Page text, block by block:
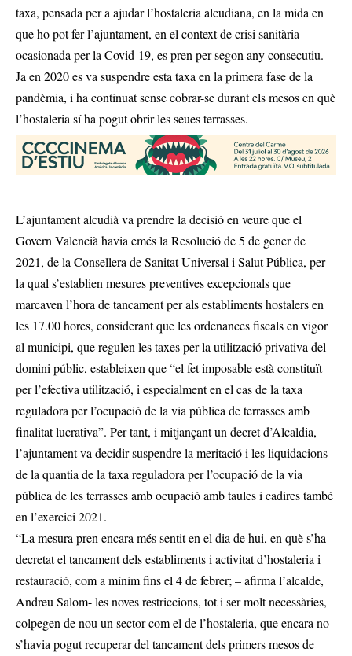
taxa, pensada per a ajudar l’hostaleria alcudiana, en la mida en
que ho pot fer l’ajuntament, en el context de crisi sanitària
ocasionada per la Covid-19, es pren per segon any consecutiu.
Ja en 2020 es va suspendre esta taxa en la primera fase de la
pandèmia, i ha continuat sense cobrar-se durant els mesos en què
l’hostaleria sí ha pogut obrir les seues terrasses.
L’ajuntament alcudià va prendre la decisió en veure que el
Govern Valencià havia emés la Resolució de 5 de gener de
2021, de la Consellera de Sanitat Universal i Salut Pública, per
la qual s’establien mesures preventives excepcionals que
marcaven l’hora de tancament per als establiments hostalers en
les 17.00 hores, considerant que les ordenances fiscals en vigor
al municipi, que regulen les taxes per la utilització privativa del
domini públic, estableixen que “el fet imposable està constituït
per l’efectiva utilització, i especialment en el cas de la taxa
reguladora per l’ocupació de la via pública de terrasses amb
finalitat lucrativa”. Per tant, i mitjançant un decret d’Alcaldia,
l’ajuntament va decidir suspendre la meritació i les liquidacions
de la quantia de la taxa reguladora per l’ocupació de la via
pública de les terrasses amb ocupació amb taules i cadires també
en l’exercici 2021.
“La mesura pren encara més sentit en el dia de hui, en què s’ha
decretat el tancament dels establiments i activitat d’hostaleria i
restauració, com a mínim fins el 4 de febrer; – afirma l’alcalde,
Andreu Salom- les noves restriccions, tot i ser molt necessàries,
colpegen de nou un sector com el de l’hostaleria, que encara no
s’havia pogut recuperar del tancament dels primers mesos de